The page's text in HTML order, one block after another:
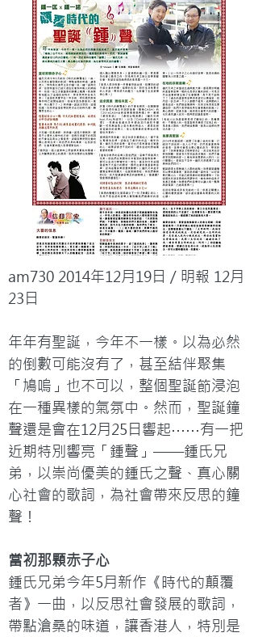
am730 2014年12月19日 / 明報 12月
23日
年年有聖誕，今年不一樣。以為必然
的倒數可能沒有了，甚至結伴聚集
「鳩嗚」也不可以，整個聖誕節浸泡
在一種異樣的氣氛中。然而，聖誕鐘
聲還是會在12月25日響起⋯⋯有一把
近期特別響亮「鍾聲」——鍾氏兄
弟，以崇尚優美的鍾氏之聲、真心關
心社會的歌詞，為社會帶來反思的鐘
聲！
當初那顆赤子心
鍾氏兄弟今年5月新作《時代的顛覆
者》一曲，以反思社會發展的歌詞，
帶點滄桑的味道，讓香港人，特別是